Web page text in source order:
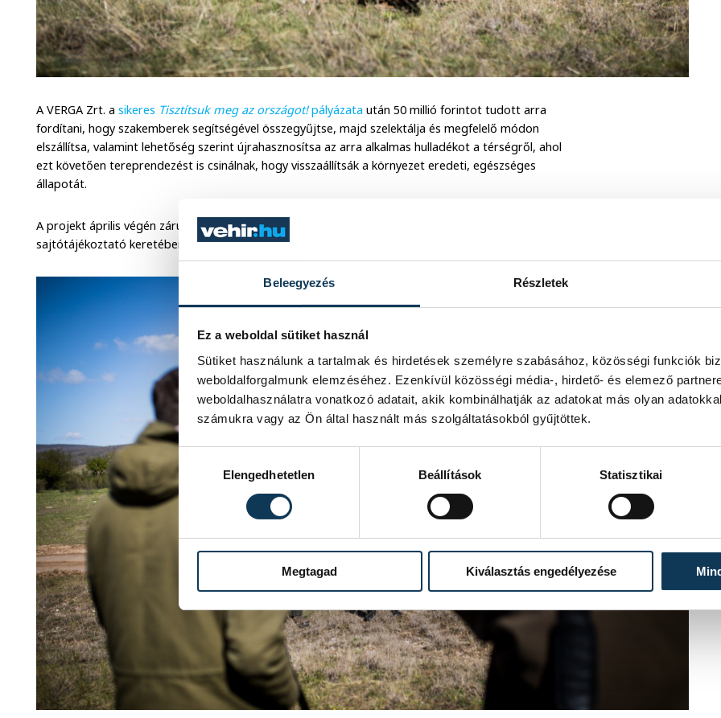
Beleegyezés Részletek
Ez a weboldal sütiket használ
Sütiket használunk a tartalmak és hirdetések személyre szabásához, közösségi funkciók
weboldalforgalmunk elemzéséhez. Ezenkívül közösségi média-, hirdető- és elemező
weboldalhasználatra vonatkozó adatait, akik kombinálhatják az adatokat más olyan
számukra vagy az Ön által használt más szolgáltatásokból gyűjtöttek.
Elengedhetetlen
Beállítások Statisztikai
Megtagad Kiválasztás engedélyezése
A VERGA Zrt. asikeres Tisztítsuk meg az országot!pályázata után 50 millió forintot tudott arra
fordítani, hogy szakemberek segítségével összegyűjtse, majd szelektálja és megfelelő módon
elszállítsa, valamint lehetőség szerint újrahasznosítsa az arra alkalmas hulladékot a térségről, ahol
ezt követően tereprendezést is csinálnak, hogy visszaállítsák a környezet eredeti, egészséges
állapotát.
A projekt április végén zárul, ehhez kapcsolódóan pedig péntek délelőtt a helyszínen az érintettek
sajtótájékoztató keretében számoltak be az eredményekről.